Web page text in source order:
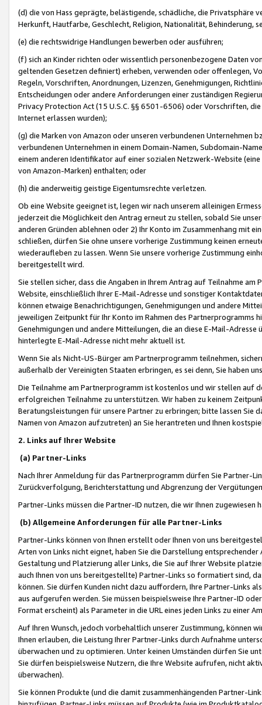
(d) die von Hass geprägte, belästigende, schädliche, die Privatsphäre
Herkunft, Hautfarbe, Geschlecht, Religion, Nationalität, Behinderung,
(e) die rechtswidrige Handlungen bewerben oder ausführen;
(f) sich an Kinder richten oder wissentlich personenbezogene Daten
geltenden Gesetzen definiert) erheben, verwenden oder offenlegen,
Regeln, Vorschriften, Anordnungen, Lizenzen, Genehmigungen,
Entscheidungen oder andere Anforderungen einer zuständigen
Privacy Protection Act (15 U.S.C. §§ 6501-6506) oder Vorschriften,
Internet erlassen wurden);
(g) die Marken von Amazon oder unseren verbundenen Unternehmen
verbundenen Unternehmen in einem Domain-Namen, Subdomain-
einem anderen Identifikator auf einer sozialen Netzwerk-Website
von Amazon-Marken) enthalten; oder
(h) die anderweitig geistige Eigentumsrechte verletzen.
Ob eine Website geeignet ist, legen wir nach unserem alleinigen
jederzeit die Möglichkeit den Antrag erneut zu stellen, sobald Sie
anderen Gründen ablehnen oder 2) Ihr Konto im Zusammenhang mit
schließen, dürfen Sie ohne unsere vorherige Zustimmung keinen
wiederaufleben zu lassen. Wenn Sie unsere vorherige Zustimmung
bereitgestellt wird.
Sie stellen sicher, dass die Angaben in Ihrem Antrag auf Teilnahme
Website, einschließlich Ihrer E-Mail-Adresse und sonstiger
können etwaige Benachrichtigungen, Genehmigungen und andere
jeweiligen Zeitpunkt für Ihr Konto im Rahmen des Partnerprogramms
Genehmigungen und andere Mitteilungen, die an diese E-Mail-
hinterlegte E-Mail-Adresse nicht mehr aktuell ist.
Wenn Sie als Nicht-US-Bürger am Partnerprogramm teilnehmen,
außerhalb der Vereinigten Staaten erbringen, es sei denn, Sie haben
Die Teilnahme am Partnerprogramm ist kostenlos und wir stellen auf
erfolgreichen Teilnahme zu unterstützen. Wir haben zu keinem
Beratungsleistungen für unsere Partner zu erbringen; bitte lassen Sie
Namen von Amazon aufzutreten) an Sie herantreten und Ihnen
2. Links auf Ihrer Website
(a) Partner-Links
Nach Ihrer Anmeldung für das Partnerprogramm dürfen Sie Partner-
Zurückverfolgung, Berichterstattung und Abgrenzung der
Partner-Links müssen die Partner-ID nutzen, die wir Ihnen zugewiesen
(b) Allgemeine Anforderungen für alle Partner-Links
Partner-Links können von Ihnen erstellt oder Ihnen von uns
Arten von Links nicht eignet, haben Sie die Darstellung
Gestaltung und Platzierung aller Links, die Sie auf Ihrer Website
auch Ihnen von uns bereitgestellte) Partner-Links so formatiert sind,
können. Sie dürfen Kunden nicht dazu auffordern, Ihre Partner-Links
aus aufgerufen werden. Sie müssen beispielsweise Ihre Partner-ID
Format erscheint) als Parameter in die URL eines jeden Links zu einer
Auf Ihren Wunsch, jedoch vorbehaltlich unserer Zustimmung, können
Ihnen erlauben, die Leistung Ihrer Partner-Links durch Aufnahme
überwachen und zu optimieren. Unter keinen Umständen dürfen Sie
Sie dürfen beispielsweise Nutzern, die Ihre Website aufrufen, nicht
überwachen).
Sie können Produkte (und die damit zusammenhängenden Partner-